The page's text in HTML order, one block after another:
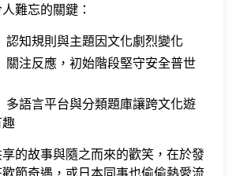
難忘的關鍵：
認知規則與主題因文化劇烈變化
關注反應，初始階段堅守安全普世
多語言平台與分類題庫讓跨文化遊
的故事與隨之而來的歡笑，在於發
節奇遇，或日本同事也偷偷熱愛流